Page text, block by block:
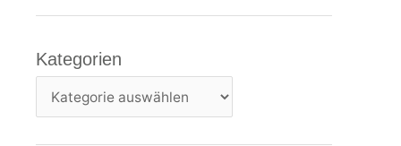
Kategorien
Kategorien